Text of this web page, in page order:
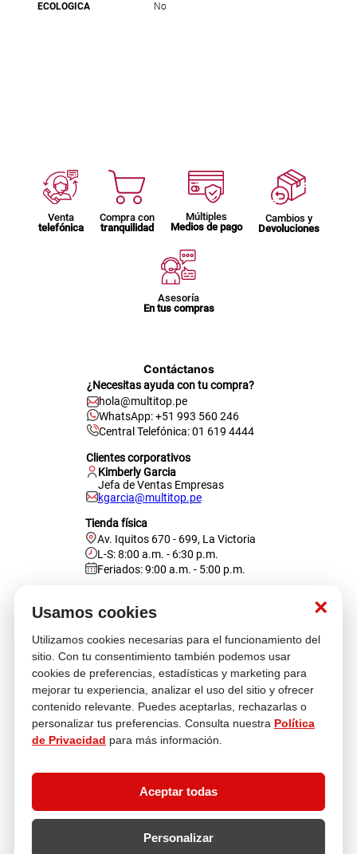
×
Usamos cookies
Utilizamos cookies necesarias para el funcionamiento del
sitio. Con tu consentimiento también podemos usar
cookies de preferencias, estadísticas y marketing para
mejorar tu experiencia, analizar el uso del sitio y ofrecer
contenido relevante. Puedes aceptarlas, rechazarlas o
personalizar tus preferencias. Consulta nuestra Política
de Privacidad para más información.
Aceptar todas
Personalizar
ECOLOGICA
No
Venta
telefónica
Compra con
tranquilidad
Múltiples
Medios de pago
Cambios y
Devoluciones
Asesoría
En tus compras
Contáctanos
¿Necesitas ayuda con tu compra?
hola@multitop.pe
WhatsApp: +51 993 560 246
Central Telefónica: 01 619 4444
Clientes corporativos
Kimberly Garcia
Jefa de Ventas Empresas
kgarcia@multitop.pe
Tienda física
Av. Iquitos 670 - 699, La Victoria
L-S: 8:00 a.m. - 6:30 p.m.
Feriados: 9:00 a.m. - 5:00 p.m.
Atención al cliente
Descubre más